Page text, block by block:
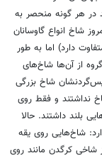
در هر گونه منحصر به
شاخ انواع گاوسانان
دارد) اما به طور
از آن‌ها شاخ‌های
شاخ بزرگی
نداشتند و فقط روی
بلند داشتند. حالا
شاخ‌هایی روی یقه
کرگدن مانند روی